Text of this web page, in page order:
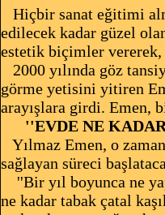
Hiçbir sanat eğitimi
edilecek kadar güzel
estetik biçimler vererek,
2000 yılında göz
görme yetisini yitiren
arayışlara girdi. Emen,
''EVDE NE KADAR
Yılmaz Emen, o
sağlayan süreci
''Bir yıl boyunca ne
ne kadar tabak çatal